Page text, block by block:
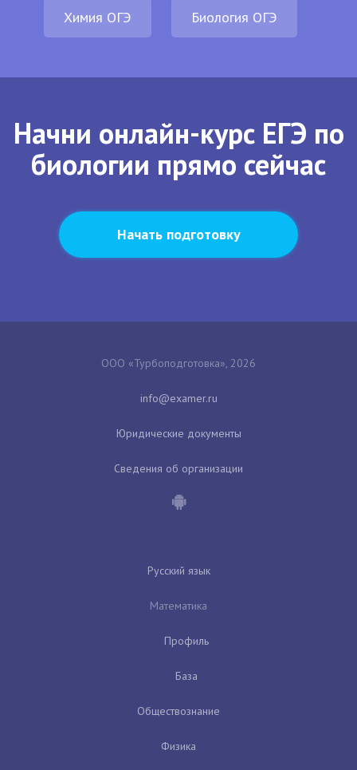
Химия ОГЭ Биология ОГЭ
Начни онлайн-курс ЕГЭ по
биологии прямо сейчас
Начать подготовку
ООО «Турбоподготовка», 2026
Юридические документы
Сведения об организации
Русский язык
Математика
Профиль
База
Обществознание
Физика